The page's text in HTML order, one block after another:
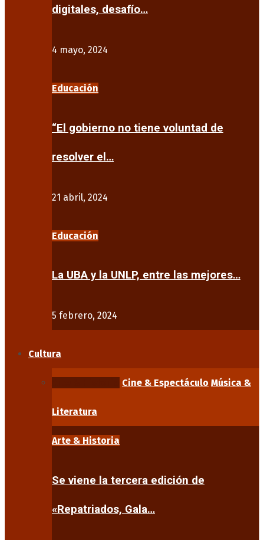
digitales, desafío…
4 mayo, 2024
Educación
“El gobierno no tiene voluntad de
resolver el…
21 abril, 2024
Educación
La UBA y la UNLP, entre las mejores…
5 febrero, 2024
Cultura
Cine & Espectáculo Música &
Literatura
Arte & Historia
Se viene la tercera edición de
«Repatriados, Gala…